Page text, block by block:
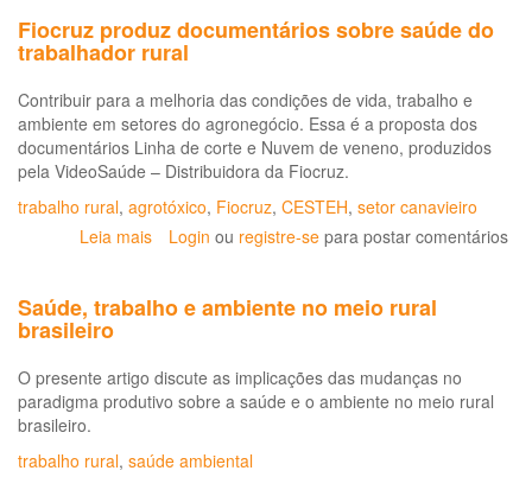
Fiocruz produz documentários sobre saúde do
trabalhador rural
Contribuir para a melhoria das condições de vida, trabalho e
ambiente em setores do agronegócio. Essa é a proposta dos
documentários Linha de corte e Nuvem de veneno, produzidos
pela VideoSaúde – Distribuidora da Fiocruz.
trabalho rural, agrotóxico, Fiocruz, CESTEH, setor canavieiro
Leia mais sobre
documentários
do
trabalhador
Login ou registre-se para postar comentários
Saúde, trabalho e ambiente no meio rural
brasileiro
O presente artigo discute as implicações das mudanças no
paradigma produtivo sobre a saúde e o ambiente no meio rural
brasileiro.
trabalho rural, saúde ambiental